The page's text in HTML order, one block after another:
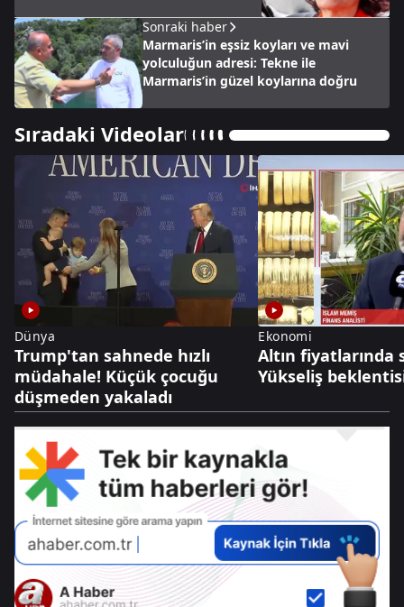
Sonraki haber
Marmaris’in eşsiz koyları ve mavi
yolculuğun adresi: Tekne ile
Marmaris’in güzel koylarına doğru
Sıradaki Videolar
Dünya
Trump'tan sahnede hızlı
müdahale! Küçük çocuğu
düşmeden yakaladı
Ekonomi
Altın fiyatlarında
Yükseliş